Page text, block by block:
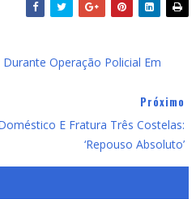
Operação Policial Em
Próximo
E Fratura Três Costelas:
‘Repouso Absoluto’